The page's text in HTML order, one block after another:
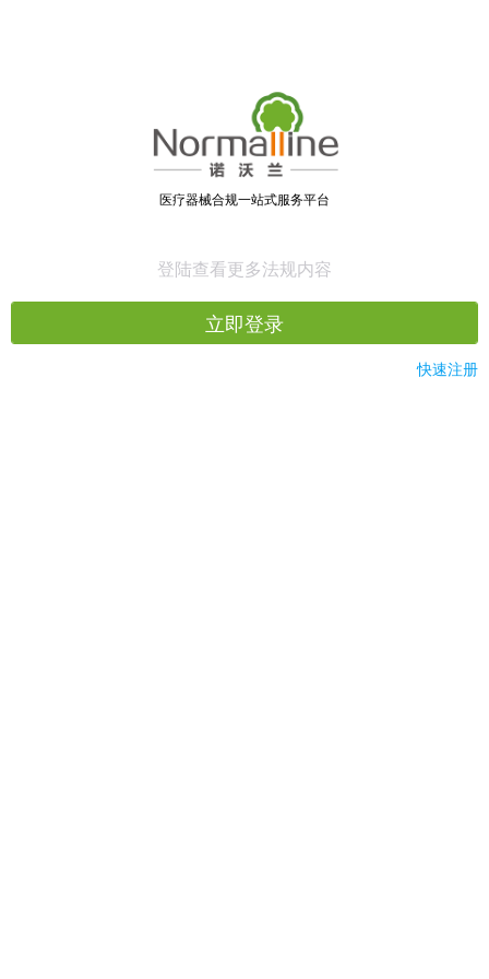
医疗器械合规一站式服务平台
登陆查看更多法规内容
立即登录
快速注册